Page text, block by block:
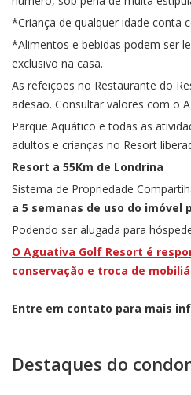
*Criança de qualquer idade conta
*Alimentos e bebidas podem ser
exclusivo na casa.
As refeições no Restaurante do
adesão. Consultar valores com o
Parque Aquático e todas as
adultos e crianças no Resort
Resort a 55Km de Londrina
Sistema de Propriedade
a 5 semanas de uso do imóvel
Podendo ser alugada para
O Aguativa Golf Resort é
conservação e troca de
Entre em contato para mais
Destaques do